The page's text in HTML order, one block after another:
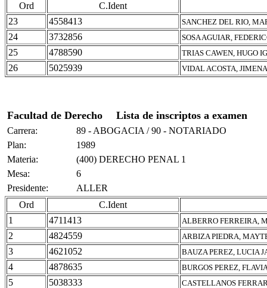
Ord
C.Ident
23
4558413 SANCHEZ DEL RIO,
24 3732856 SOSA AGUIAR,
25 4788590 TRIAS CAWEN, HUGO
26 5025939 VIDAL ACOSTA, JIMENA
Facultad de Derecho Lista de inscriptos a examen
Carrera:
89 - ABOGACIA / 90 - NOTARIADO
Plan:
1989
Materia:
(400) DERECHO PENAL 1
Mesa:
6
Presidente:
ALLER
Ord
C.Ident
1
4711413 ALBERRO FERREIRA,
2 4824559 ARBIZA PIEDRA,
3 4621052 BAUZA PEREZ, LUCIA
4 4878635 BURGOS PEREZ,
5 5038333 CASTELLANOS